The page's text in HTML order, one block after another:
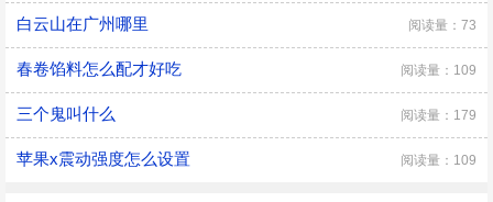
白云山在广州哪里 阅读量：73
春卷馅料怎么配才好吃 阅读量：109
三个鬼叫什么 阅读量：179
苹果x震动强度怎么设置 阅读量：109